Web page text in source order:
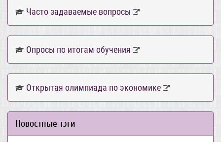
Часто задаваемые вопросы
Опросы по итогам обучения
Открытая олимпиада по экономике
Новостные тэги